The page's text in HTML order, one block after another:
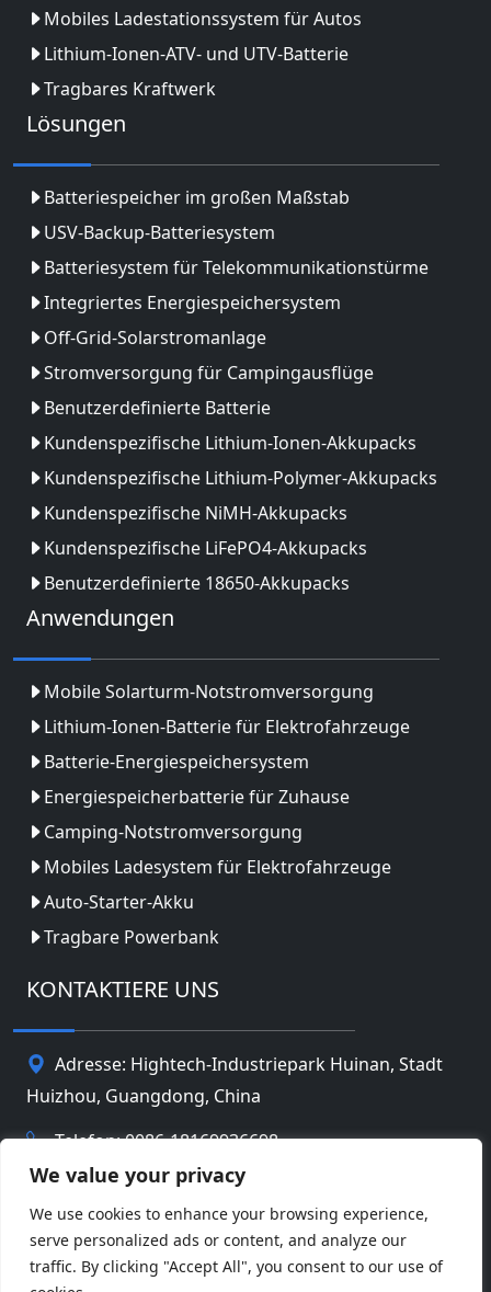
We value your privacy
We use cookies to enhance your browsing experience,
serve personalized ads or content, and analyze our
traffic. By clicking "Accept All", you consent to our use of
Mobiles Ladestationssystem für Autos
Lithium-Ionen-ATV- und UTV-Batterie
Tragbares Kraftwerk
Lösungen
Batteriespeicher im großen Maßstab
USV-Backup-Batteriesystem
Batteriesystem für Telekommunikationstürme
Integriertes Energiespeichersystem
Off-Grid-Solarstromanlage
Stromversorgung für Campingausflüge
Benutzerdefinierte Batterie
Kundenspezifische Lithium-Ionen-Akkupacks
Kundenspezifische Lithium-Polymer-Akkupacks
Kundenspezifische NiMH-Akkupacks
Kundenspezifische LiFePO4-Akkupacks
Benutzerdefinierte 18650-Akkupacks
Anwendungen
Mobile Solarturm-Notstromversorgung
Lithium-Ionen-Batterie für Elektrofahrzeuge
Batterie-Energiespeichersystem
Energiespeicherbatterie für Zuhause
Camping-Notstromversorgung
Mobiles Ladesystem für Elektrofahrzeuge
Auto-Starter-Akku
Tragbare Powerbank
KONTAKTIERE UNS
Adresse: Hightech-Industriepark Huinan, Stadt
Huizhou, Guangdong, China
Telefon: 0086-18169936698
info@jbbatterychina.com
Datenschutz-Bestimmungen